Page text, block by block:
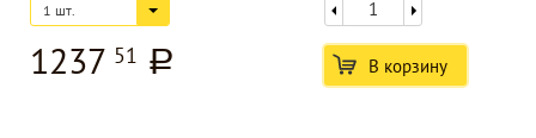
1 шт.
1237 51 a В корзину